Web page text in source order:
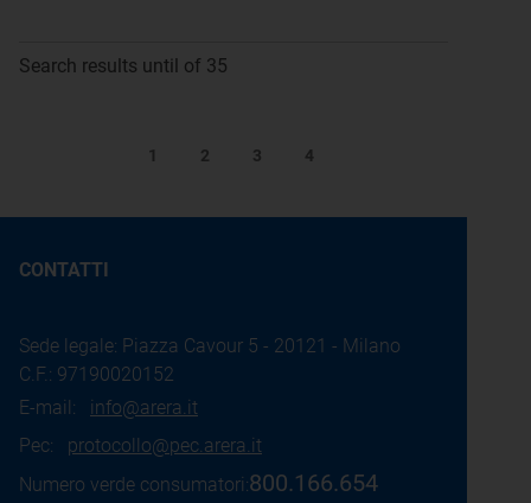
Search results until of 35
1 2 3 4
CONTATTI
Sede legale: Piazza Cavour 5 - 20121 - Milano
C.F.: 97190020152
E-mail: info@arera.it
Pec: protocollo@pec.arera.it
Numero verde consumatori:800.166.654